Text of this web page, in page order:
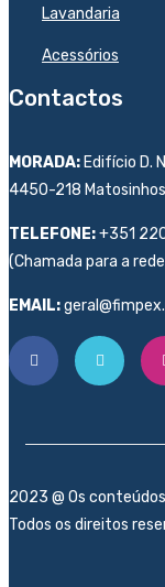
Lavandaria
Acessórios
Contactos
MORADA: Edifício D.
4450-218
TELEFONE:+351
(Chamada para a
EMAIL:
2023 @ Os
Todos os direitos